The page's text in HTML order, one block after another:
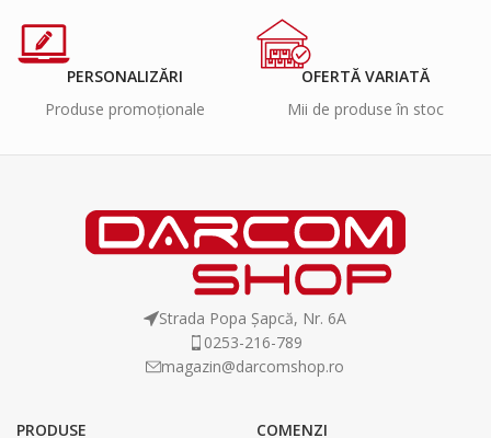
PERSONALIZĂRI
Produse promoționale
OFERTĂ VARIATĂ
Mii de produse în stoc
Strada Popa Șapcă, Nr. 6A
0253-216-789
magazin@darcomshop.ro
PRODUSE COMENZI